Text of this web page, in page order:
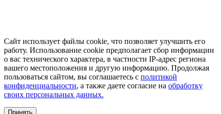
Сайт использует файлы cookie, что позволяет улучшить его
работу. Использование cookie предполагает сбор информации
о вас технического характера, в частности IP-адрес региона
вашего местоположения и другую информацию. Продолжая
пользоваться сайтом, вы соглашаетесь с политикой
конфиденциальности, а также даете согласие на обработку
своих персональных данных.
Принять